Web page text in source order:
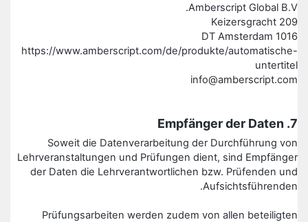
Amberscript Global B.V.
Keizersgracht 209
1016 DT Amsterdam
https://www.amberscript.com/de/produkte/automatische-
untertitel
info@amberscript.com
7. Empfänger der Daten
Soweit die Datenverarbeitung der Durchführung von
Lehrveranstaltungen und Prüfungen dient, sind Empfänger
der Daten die Lehrverantwortlichen bzw. Prüfenden und
Aufsichtsführenden.
Prüfungsarbeiten werden zudem von allen beteiligten